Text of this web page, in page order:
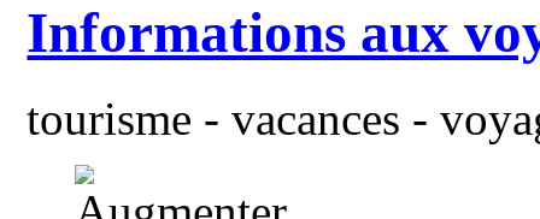
Informations aux
tourisme - vacances -